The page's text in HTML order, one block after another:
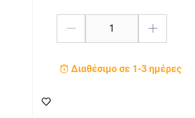
Διαθέσιμο σε 1-3 ημέρες